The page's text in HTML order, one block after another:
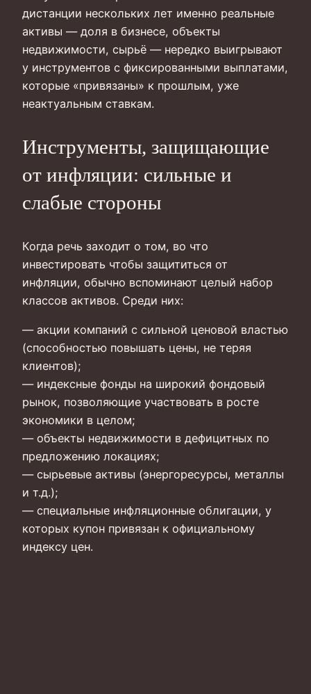
дистанции нескольких лет именно реальные
активы — доля в бизнесе, объекты
недвижимости, сырьё — нередко выигрывают
у инструментов с фиксированными выплатами,
которые «привязаны» к прошлым, уже
неактуальным ставкам.
Инструменты, защищающие
от инфляции: сильные и
слабые стороны
Когда речь заходит о том, во что
инвестировать чтобы защититься от
инфляции, обычно вспоминают целый набор
классов активов. Среди них:
— акции компаний с сильной ценовой властью
(способностью повышать цены, не теряя
клиентов);
— индексные фонды на широкий фондовый
рынок, позволяющие участвовать в росте
экономики в целом;
— объекты недвижимости в дефицитных по
предложению локациях;
— сырьевые активы (энергоресурсы, металлы
и т.д.);
— специальные инфляционные облигации, у
которых купон привязан к официальному
индексу цен.